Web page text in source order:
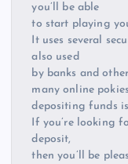
you’ll be able
to start playing
It uses several
also used
by banks and
many online
depositing funds
If you’re looking
deposit,
then you’ll be